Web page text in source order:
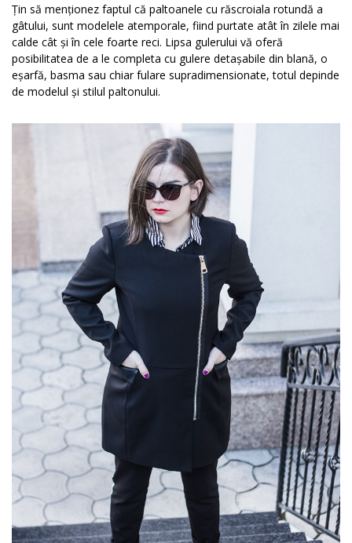
Țin să menționez faptul că paltoanele cu răscroiala rotundă a
gâtului, sunt modelele atemporale, fiind purtate atât în zilele mai
calde cât și în cele foarte reci. Lipsa gulerului vă oferă
posibilitatea de a le completa cu gulere detașabile din blană, o
eșarfă, basma sau chiar fulare supradimensionate, totul depinde
de modelul și stilul paltonului.